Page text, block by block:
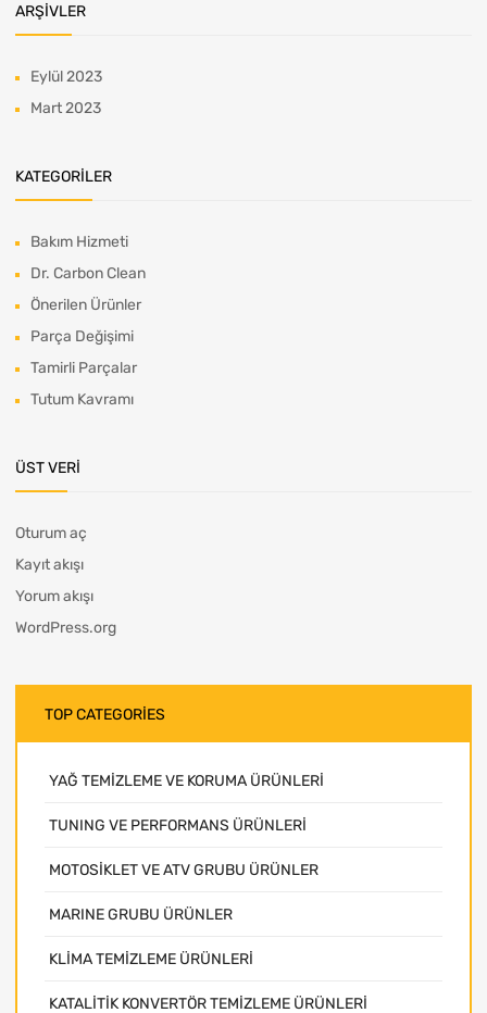
ARŞIVLER
Eylül 2023
Mart 2023
KATEGORILER
Bakım Hizmeti
Dr. Carbon Clean
Önerilen Ürünler
Parça Değişimi
Tamirli Parçalar
Tutum Kavramı
ÜST VERI
Oturum aç
Kayıt akışı
Yorum akışı
WordPress.org
TOP CATEGORIES
YAĞ TEMİZLEME VE KORUMA ÜRÜNLERİ
TUNING VE PERFORMANS ÜRÜNLERİ
MOTOSİKLET VE ATV GRUBU ÜRÜNLER
MARINE GRUBU ÜRÜNLER
KLİMA TEMİZLEME ÜRÜNLERİ
KATALİTİK KONVERTÖR TEMİZLEME ÜRÜNLERİ